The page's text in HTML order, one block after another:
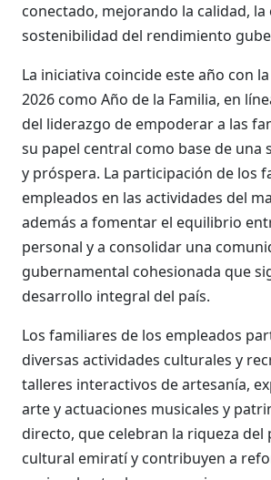
conectado, mejorando la calidad, la
sostenibilidad del rendimiento
La iniciativa coincide este año con
2026 como Año de la Familia, en
del liderazgo de empoderar a las
su papel central como base de una
y próspera. La participación de los
empleados en las actividades del
además a fomentar el equilibrio
personal y a consolidar una
gubernamental cohesionada que
desarrollo integral del país.
Los familiares de los empleados
diversas actividades culturales y
talleres interactivos de artesanía,
arte y actuaciones musicales y
directo, que celebran la riqueza
cultural emiratí y contribuyen a